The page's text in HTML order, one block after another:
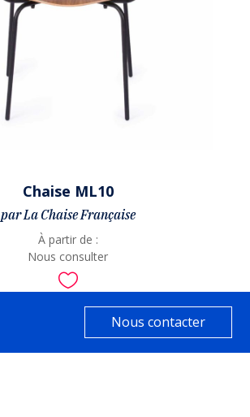
Nous contacter
Chaise ML10
par La Chaise Française
À partir de :
Nous consulter
